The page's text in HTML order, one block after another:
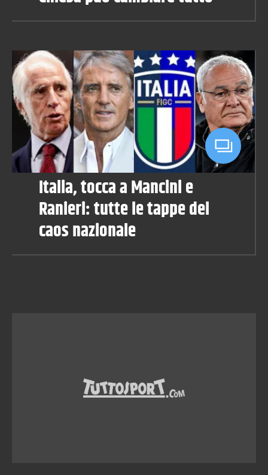
Italia, tocca a Mancini e
Ranieri: tutte le tappe del
caos nazionale